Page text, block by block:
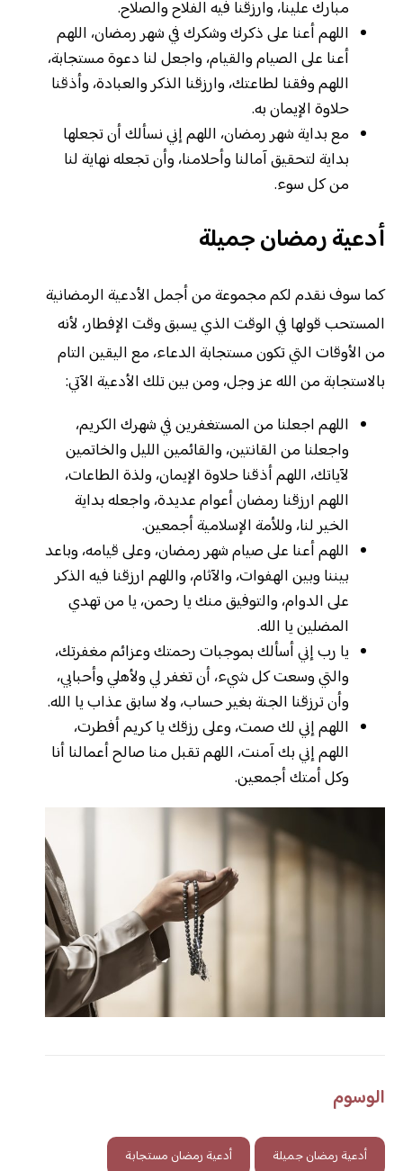
مبارك علينا، وارزقنا فيه الفلاح والصلاح.
اللهم أعنا على ذكرك وشكرك في شهر رمضان، اللهم
أعنا على الصيام والقيام، واجعل لنا دعوة مستجابة،
اللهم وفقنا لطاعتك، وارزقنا الذكر والعبادة، وأذقنا
حلاوة الإيمان به.
مع بداية شهر رمضان، اللهم إني نسألك أن تجعلها
بداية لتحقيق آمالنا وأحلامنا، وأن تجعله نهاية لنا
من كل سوء.
أدعية رمضان جميلة
كما سوف نقدم لكم مجموعة من أجمل الأدعية الرمضانية
المستحب قولها في الوقت الذي يسبق وقت الإفطار، لأنه
من الأوقات التي تكون مستجابة الدعاء، مع اليقين التام
بالاستجابة من الله عز وجل، ومن بين تلك الأدعية الآتي:
اللهم اجعلنا من المستغفرين في شهرك الكريم،
واجعلنا من القانتين، والقائمين الليل والخاتمين
لآياتك، اللهم أذقنا حلاوة الإيمان، ولذة الطاعات،
اللهم ارزقنا رمضان أعوام عديدة، واجعله بداية
الخير لنا، وللأمة الإسلامية أجمعين.
اللهم أعنا على صيام شهر رمضان، وعلى قيامه، وباعد
بيننا وبين الهفوات، والآثام، واللهم ارزقنا فيه الذكر
على الدوام، والتوفيق منك يا رحمن، يا من تهدي
المضلين يا الله.
يا رب إني أسألك بموجبات رحمتك وعزائم مغفرتك،
والتي وسعت كل شيء، أن تغفر لي ولأهلي وأحبابي،
وأن ترزقنا الجنة بغير حساب، ولا سابق عذاب يا الله.
اللهم إني لك صمت، وعلى رزقك يا كريم أفطرت،
اللهم إني بك آمنت، اللهم تقبل منا صالح أعمالنا أنا
وكل أمتك أجمعين.
الوسوم
أدعية رمضان جميلة أدعية رمضان مستجابة